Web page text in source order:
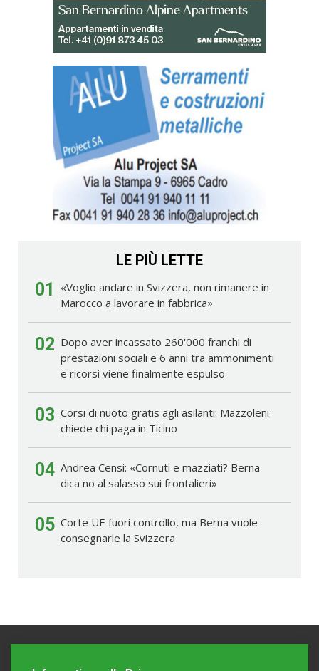
LE PIÙ LETTE
01
«Voglio andare in Svizzera, non rimanere in
Marocco a lavorare in fabbrica»
02 Dopo aver incassato 260'000 franchi di
prestazioni sociali e 6 anni tra ammonimenti
e ricorsi viene finalmente espulso
03 Corsi di nuoto gratis agli asilanti: Mazzoleni
chiede chi paga in Ticino
04 Andrea Censi: «Cornuti e mazziati? Berna
dica no al salasso sui frontalieri»
05 Corte UE fuori controllo, ma Berna vuole
consegnarle la Svizzera